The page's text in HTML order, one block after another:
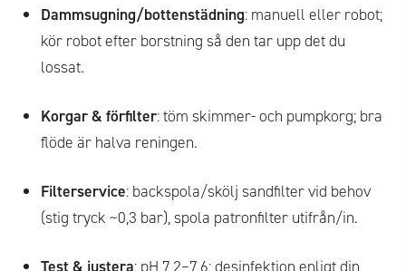
Dammsugning/bottenstädning: manuell eller robot;
kör robot efter borstning så den tar upp det du
lossat.
Korgar & förfilter: töm skimmer- och pumpkorg; bra
flöde är halva reningen.
Filterservice: backspola/skölj sandfilter vid behov
(stig tryck ~0,3 bar), spola patronfilter utifrån/in.
Test & justera: pH 7,2–7,6; desinfektion enligt din